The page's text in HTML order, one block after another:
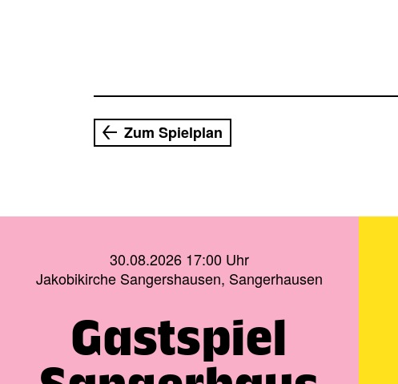
Zum Spielplan
30.08.2026 17:00 Uhr
Jakobikirche Sangershausen, Sangerhausen
Gastspiel